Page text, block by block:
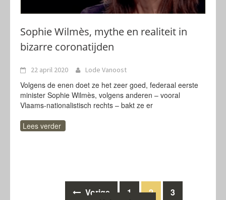
Sophie Wilmès, mythe en realiteit in
bizarre coronatijden
22 april 2020 Lode Vanoost
Volgens de enen doet ze het zeer goed, federaal eerste
minister Sophie Wilmès, volgens anderen – vooral
Vlaams-nationalistisch rechts – bakt ze er
Lees verder
BerichtenVorige 1 2
3